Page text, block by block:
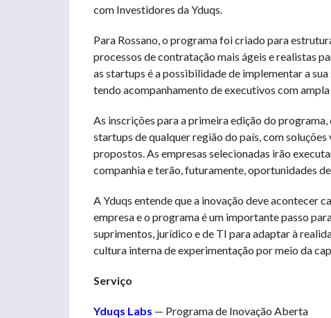
com Investidores da Yduqs.
Para Rossano, o programa foi criado para
processos de contratação mais ágeis e realistas
as startups é a possibilidade de implementar a
tendo acompanhamento de executivos com
As inscrições para a primeira edição do
startups de qualquer região do país, com
propostos. As empresas selecionadas irão
companhia e terão, futuramente, oportunidades
A Yduqs entende que a inovação deve acontecer
empresa e o programa é um importante passo
suprimentos, jurídico e de TI para adaptar à
cultura interna de experimentação por meio da
Serviço
Yduqs Labs — Programa de Inovação Aberta